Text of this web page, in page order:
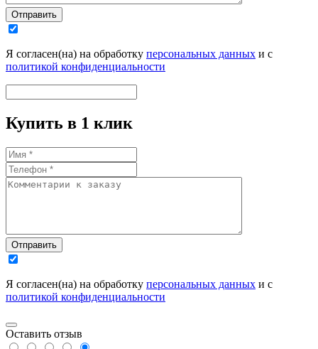
Отправить
Я согласен(на) на обработку персональных данных и с
политикой конфиденциальности
Купить в 1 клик
Отправить
Я согласен(на) на обработку персональных данных и с
политикой конфиденциальности
Оставить отзыв